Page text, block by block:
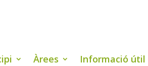
Àrees Informació útil